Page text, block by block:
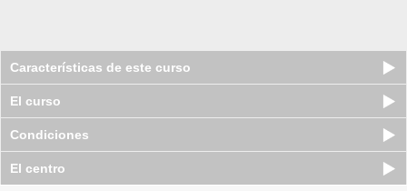
Características de este curso
El curso
Condiciones
El centro